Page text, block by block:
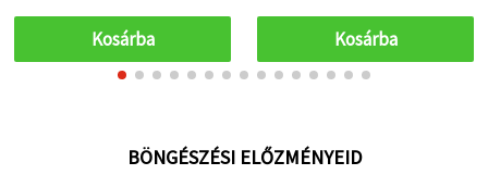
Kosárba Kosárba
BÖNGÉSZÉSI ELŐZMÉNYEID